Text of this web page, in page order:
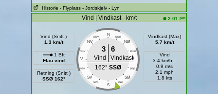
Historie - Flyplass - Jordskjelv - Lyn
Vind | Vindkast - km/t 2:01 pm
Vind (Snitt )
1.3 km/t
1 Bft
Flau vind
Retning (Snitt )
SSØ 162°
N
NNV NNØ
NV NØ
VNV ØNØ
V E
VSV ØSØ
SV SØ
SSV SSØ
S
3 6
Vind
Vindkast
162° SSØ
Vindkast (Max)
5.7 km/t
Vind
3.4 km/h =
0.9 m/s
2.1 mph
1.8 kts